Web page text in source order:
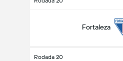
Fortaleza
Rodada 20